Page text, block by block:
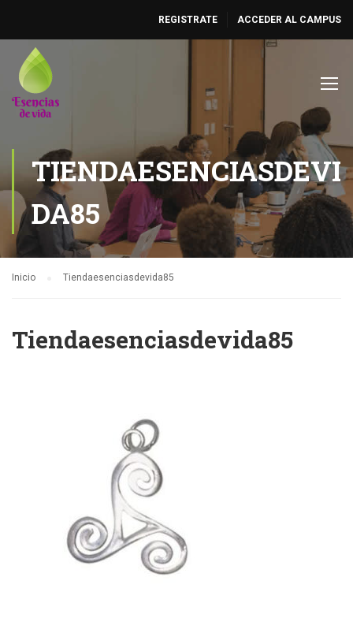
REGISTRATE ACCEDER AL CAMPUS
TIENDAESENCIASDEVI
DA85
Inicio Tiendaesenciasdevida85
Tiendaesenciasdevida85